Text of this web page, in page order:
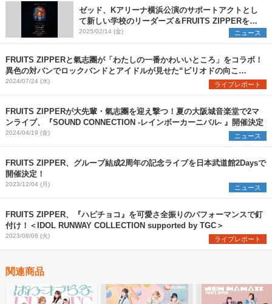
ゼッド、Kアリーナ横浜公演のサポートアクトとし
て新しい学校のリーダーズ＆FRUITS ZIPPERを発
表
2025/02/14 (金) ニュース
FRUITS ZIPPERと氣志團が「わたしの一番かわいいところ」をコラボ！
異色の対バンでロックバンドとアイドルが見せた“ピリオドの向こ
う”『SOUND CONNECTION -レインボーカーニバル-』レポート
2024/07/24 (水) ライブレポート
FRUITS ZIPPERが大先輩・氣志團を迎え撃つ！夏の大阪城音楽堂で2マ
ンライブ、『SOUND CONNECTION -レインボーカーニバル- 』開催決定
2024/04/19 (金) ニュース
FRUITS ZIPPER、グループ結成2周年の記念ライブを日本武道館2Daysで
開催決定！
2023/12/04 (月) ニュース
FRUITS ZIPPER、『ハピチョコ』を可愛さ全振りのパフォーマンスで釘
付け！＜IDOL RUNWAY COLLECTION supported by TGC＞
2023/08/08 (火) ライブレポート
関連商品